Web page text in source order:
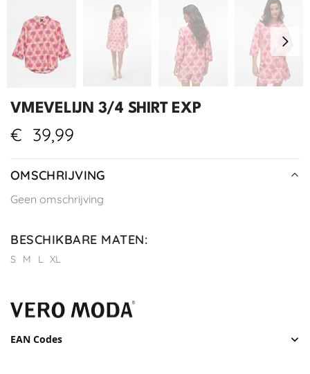
VMEVELIJN 3/4 SHIRT EXP
€ 39,99
OMSCHRIJVING
Geen omschrijving
BESCHIKBARE MATEN:
S M L XL
EAN Codes